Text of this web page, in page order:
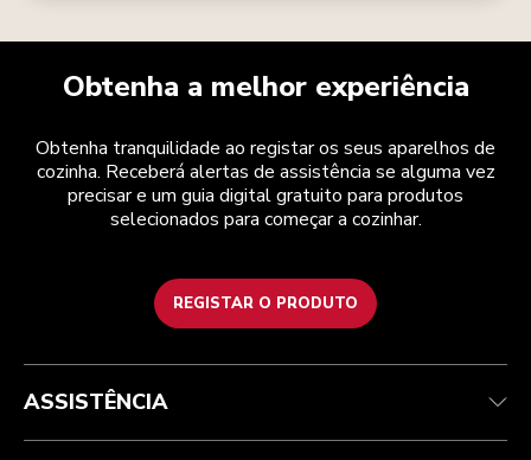
Obtenha a melhor experiência
Obtenha tranquilidade ao registar os seus aparelhos de
cozinha. Receberá alertas de assistência se alguma vez
precisar e um guia digital gratuito para produtos
selecionados para começar a cozinhar.
REGISTAR O PRODUTO
Health Check
Atendimento ao cliente
Acompanhar a sua encomenda
Garantia e documentos
Perguntas frequentes
Termos e condições
Envio e entrega
Devoluções e reembolsos
Marca
ODR
A marca
A nossa história
ASSISTÊNCIA